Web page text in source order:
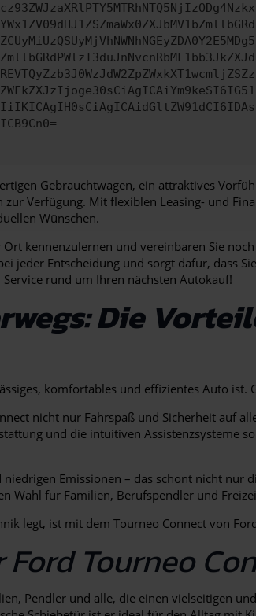
Gebrauchtwagen, ein attraktives
Verfügung. Mit flexiblen Leasing- und
Wünschen.
kennenzulernen und vereinbaren Sie
jeder Entscheidung und sorgt dafür, dass
rund um Ihren nächsten Autokauf!
Die
komfortables und effizientes Auto
nicht nur Fahrspaß und Sicherheit auf
und die intuitiven Assistenzsysteme
Emissionen – das schont nicht nur
Wahl für Familien, Berufspendler und
legt, ist mit dem Tourneo Connect von
Tourneo
Pendler und alle, die einen vielseitigen